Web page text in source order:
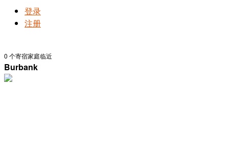
登录
注册
0 个寄宿家庭临近
Burbank